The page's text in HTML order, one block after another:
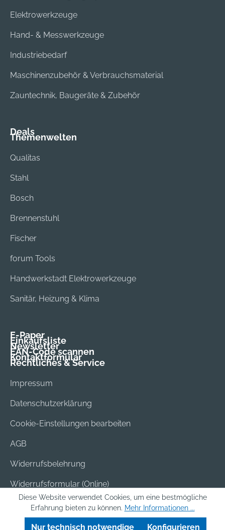
Elektrowerkzeuge
Hand- & Messwerkzeuge
Industriebedarf
Maschinenzubehör & Verbrauchsmaterial
Zauntechnik, Baugeräte & Zubehör
Deals
Themenwelten
Qualitas
Stahl
Bosch
Brennenstuhl
Fischer
forum Tools
Handwerkstadt Elektrowerkzeuge
Sanitär, Heizung & Klima
E-Paper
Einkaufsliste
Newsletter
EAN-Code scannen
Kontaktformular
Rechtliches & Service
Impressum
Datenschutzerklärung
Cookie-Einstellungen bearbeiten
AGB
Widerrufsbelehrung
Widerrufsformular (Online)
Versand & Bezahlung
Batterieentsorgung
Diese Website verwendet Cookies, um eine bestmögliche
Erfahrung bieten zu können. Mehr Informationen ...
Nur technisch notwendige Konfigurieren